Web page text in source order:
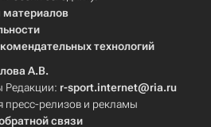
материалов
технологий
А.В.
Редакции: r-sport.internet@ria.ru
релизов и рекламы
связи